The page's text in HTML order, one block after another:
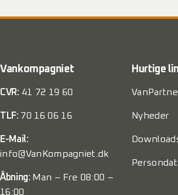
Vankompagniet
CVR: 41 72 19 60
TLF: 70 16 06 16
E-Mail:
info@VanKompagniet.dk
Åbning: Man – Fre 08:00 –
16:00
Hurtige
Nyheder